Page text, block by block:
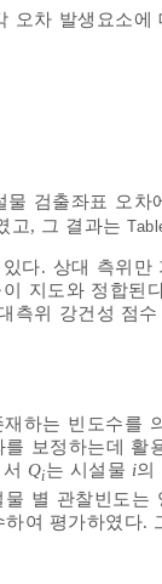
오차 발생요소
물 검출좌표 오
고, 그 결과는
다. 상대 측위
지도와 정합된
측위 강건성 점
하는 빈도수를
를 보정하는데
Qi는 시설물 i의
별 관찰빈도
여 평가하였다.